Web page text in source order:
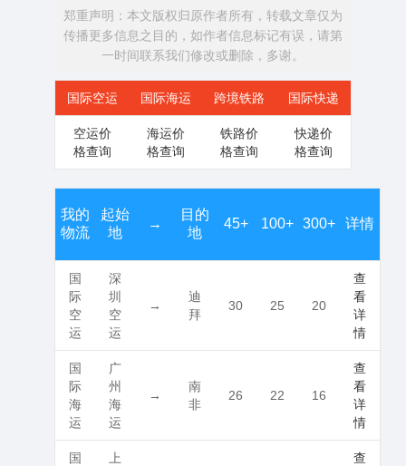
郑重声明：本文版权归原作者所有，转载文章仅为
传播更多信息之目的，如作者信息标记有误，请第
一时间联系我们修改或删除，多谢。
国际空运 国际海运 跨境铁路 国际快递
空运价
格查询
海运价
格查询
铁路价
格查询
快递价
格查询
我的
物流
起始
地
→
目的
地
45+ 100+ 300+ 详情
国
际
空
运
深
圳
空
运
→
迪
拜
30 25 20
查
看
详
情
国
际
海
运
广
州
海
运
→
南
非
26 22 16
查
看
详
情
国
上
查